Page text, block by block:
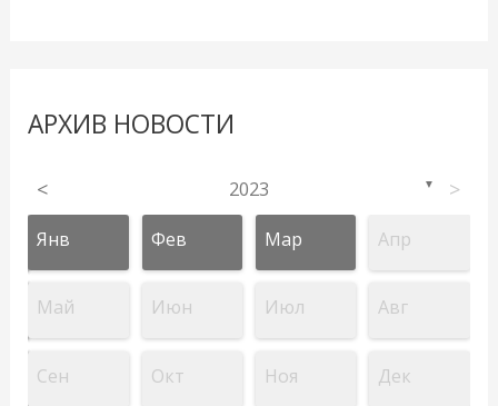
АРХИВ НОВОСТИ
< 2023 ▼ >
Янв Фев Мар Апр
Май Июн Июл Авг
Сен Окт Ноя Дек